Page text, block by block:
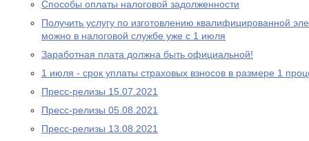
Способы оплаты налоговой задолженности
Получить услугу по изготовлению квалифицированной
можно в налоговой службе уже с 1 июля
Заработная плата должна быть официальной!
1 июля - срок уплаты страховых взносов в размере 1
Пресс-релизы 15.07.2021
Пресс-релизы 05.08.2021
Пресс-релизы 13.08.2021